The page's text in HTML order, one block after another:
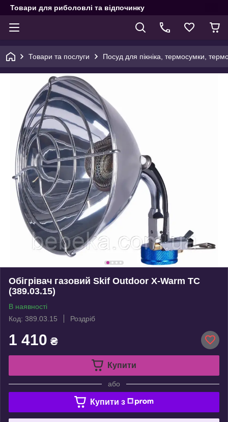
Товари для риболовлі та відпочинку
Товари та послуги Посуд для пікніка, термосумки,
Обігрівач газовий Skif Outdoor X-Warm TC
(389.03.15)
В наявності
Код: 389.03.15
Роздріб
1 410 ₴
Купити
або
Купити з